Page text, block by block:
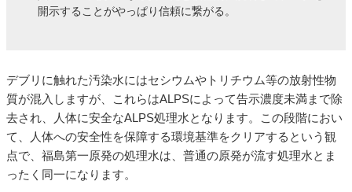
開示することがやっぱり信頼に繋がる。
デブリに触れた汚染水にはセシウムやトリチウム等の放射性物
質が混入しますが、これらはALPSによって告示濃度未満まで除
去され、人体に安全なALPS処理水となります。この段階におい
て、人体への安全性を保障する環境基準をクリアするという観
点で、福島第一原発の処理水は、普通の原発が流す処理水とま
ったく同一になります。